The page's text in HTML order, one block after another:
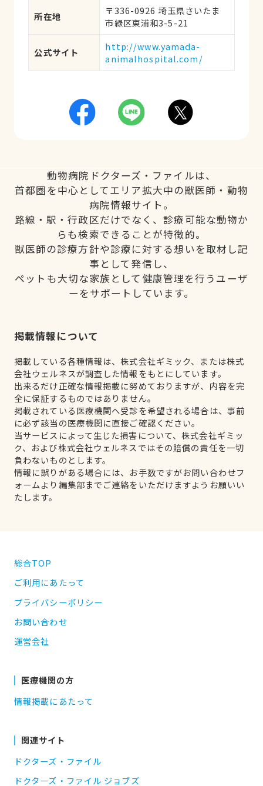
所在地
〒336-0926 埼玉県さいたま
市緑区東浦和3-5-21
公式サイト
http://www.yamada-
animalhospital.com/
動物病院ドクターズ・ファイルは、
首都圏を中心としてエリア拡大中の獣医師・動物
病院情報サイト。
路線・駅・行政区だけでなく、診療可能な動物か
らも検索できることが特徴的。
獣医師の診療方針や診療に対する想いを取材し記
事として発信し、
ペットも大切な家族として健康管理を行うユーザ
ーをサポートしています。
掲載情報について
掲載している各種情報は、株式会社ギミック、または株式
会社ウェルネスが調査した情報をもとにしています。
出来るだけ正確な情報掲載に努めておりますが、内容を完
全に保証するものではありません。
掲載されている医療機関へ受診を希望される場合は、事前
に必ず該当の医療機関に直接ご確認ください。
当サービスによって生じた損害について、株式会社ギミッ
ク、および株式会社ウェルネスではその賠償の責任を一切
負わないものとします。
情報に誤りがある場合には、お手数ですがお問い合わせフ
ォームより編集部までご連絡をいただけますようお願いい
たします。
総合TOP
ご利用にあたって
プライバシーポリシー
お問い合わせ
運営会社
医療機関の方
情報掲載にあたって
関連サイト
ドクターズ・ファイル
ドクターズ・ファイル ジョブズ